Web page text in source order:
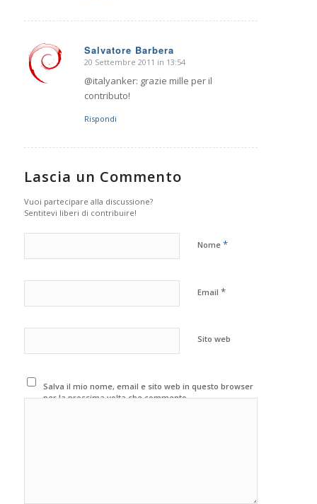
Salvatore Barbera
dice:
20 Settembre 2011 in 13:54
@italyanker: grazie mille per il
contributo!
Rispondi
Lascia un Commento
Vuoi partecipare alla discussione?
Sentitevi liberi di contribuire!
Nome *
Email *
Sito web
Salva il mio nome, email e sito web in questo browser
per la prossima volta che commento.